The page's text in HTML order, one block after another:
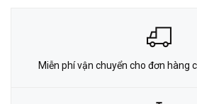
Miễn phí vận chuyển cho đơn hàng